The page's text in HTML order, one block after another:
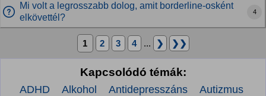
Mi volt a legrosszabb dolog, amit borderline-osként
elkövettél?
4
1 2 3 4 ... ❯ ❯❯
Kapcsolódó témák:
ADHD Alkohol Antidepresszáns
Autizmus